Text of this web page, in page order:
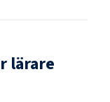
lärare